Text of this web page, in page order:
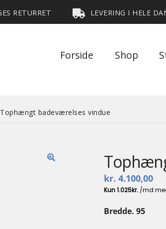
RETURRET LEVERING I HELE
Forside Shop
Tophængt badeværelses vindue
kr. 4.100,00
Bredde. 95